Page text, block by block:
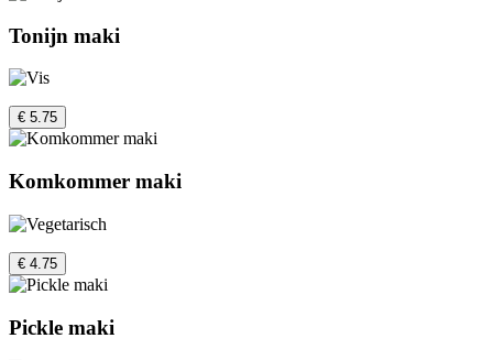
Tonijn maki
€ 5.75
Komkommer maki
€ 4.75
Pickle maki